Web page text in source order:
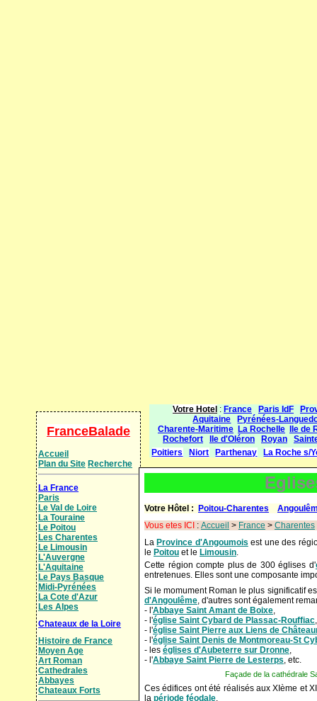
Votre Hotel : France Paris IdF
Aquitaine
Pyrénées-
Charente-Maritime La Rochelle
Ile de
Rochefort
Ile d'Oléron Royan
Poitiers
Niort Parthenay La Roche s/
FranceBalade
Accueil
Plan du Site Recherche
La France
Paris
Le Val de Loire
La Touraine
Le Poitou
Les Charentes
Le Limousin
L'Auvergne
L'Aquitaine
Le Pays Basque
Midi-Pyrénées
La Cote d'Azur
Les Alpes
Chateaux de la Loire
Histoire de France
Moyen Age
Art Roman
Cathedrales
Abbayes
Chateaux Forts
Votre Hôtel : Poitou-Charentes
Vous etes ICI : Accueil > France > Charentes
La Province d'Angoumois est une des
le Poitou et le Limousin.
Cette région compte plus de 300 églises d'
entretenues. Elles sont une composante
Si le momument Roman le plus significatif
d'Angoulême, d'autres sont également
- l'Abbaye Saint Amant de Boixe,
- l'église Saint Cybard de Plassac-Rouffiac,
- l'église Saint Pierre aux Liens de
- l'église Saint Denis de Montmoreau-St
- les églises d'Aubeterre sur Dronne,
- l'Abbaye Saint Pierre de Lesterps, etc.
Façade de la cathédrale Saint
Ces édifices ont été réalisés aux XIème et
la période féodale.